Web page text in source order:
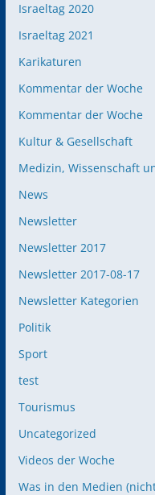
Israeltag 2020
Israeltag 2021
Karikaturen
Kommentar der Woche
Kommentar der Woche
Kultur & Gesellschaft
Medizin, Wissenschaft
News
Newsletter
Newsletter 2017
Newsletter 2017-08-17
Newsletter Kategorien
Politik
Sport
test
Tourismus
Uncategorized
Videos der Woche
Was in den Medien